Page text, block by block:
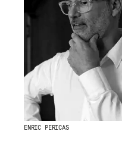
ENRIC PERICAS